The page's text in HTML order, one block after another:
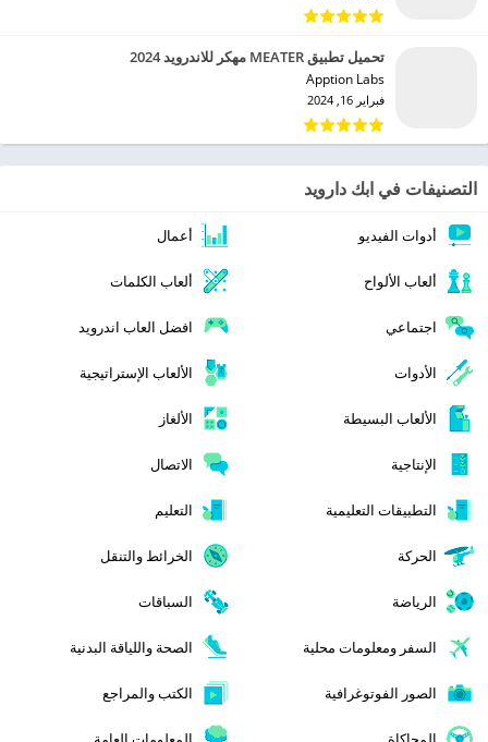
تحميل تطبيق MEATER مهكر للاندرويد 2024
Apption Labs‏
فبراير 16, 2024
التصنيفات في ابك دارويد
أدوات الفيديو أعمال
ألعاب الألواح ألعاب الكلمات
اجتماعي افضل العاب اندرويد
الأدوات الألعاب الإستراتيجية
الألعاب البسيطة الألغاز
الإنتاجية الاتصال
التطبيقات التعليمية التعليم
الحركة الخرائط والتنقل
الرياضة السباقات
السفر ومعلومات محلية الصحة واللياقة البدنية
الصور الفوتوغرافية الكتب والمراجع